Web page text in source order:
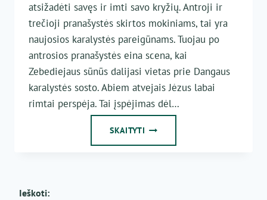
atsižadėti savęs ir imti savo kryžių. Antroji ir
trečioji pranašystės skirtos mokiniams, tai yra
naujosios karalystės pareigūnams. Tuojau po
antrosios pranašystės eina scena, kai
Zebediejaus sūnūs dalijasi vietas prie Dangaus
karalystės sosto. Abiem atvejais Jėzus labai
rimtai perspėja. Tai įspėjimas dėl…
SKAITYTI TIKROJI
Ieškoti: